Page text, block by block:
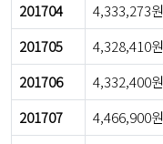
201704
4,333,273원
201705
4,328,410원
201706
4,332,400원
201707
4,466,900원